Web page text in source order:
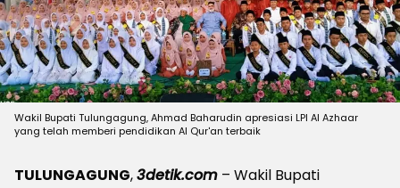
Wakil Bupati Tulungagung, Ahmad Baharudin apresiasi LPI Al Azhaar
yang telah memberi pendidikan Al Qur'an terbaik
TULUNGAGUNG,3detik.com – Wakil Bupati